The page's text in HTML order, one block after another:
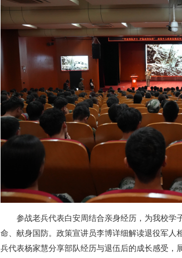
参战老兵代表白安周结合亲身经历，为我校学
命、献身国防。政策宣讲员李博详细解读退役军人
兵代表杨家慧分享部队经历与退伍后的成长感受，